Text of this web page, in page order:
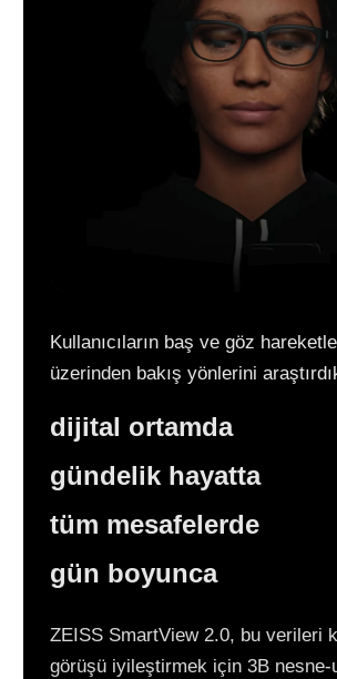
Kullanıcıların baş ve göz
üzerinden bakış yönlerini
dijital ortamda
gündelik hayatta
tüm mesafelerde
gün boyunca
ZEISS SmartView 2.0, bu verileri
görüşü iyileştirmek için 3B nesne-